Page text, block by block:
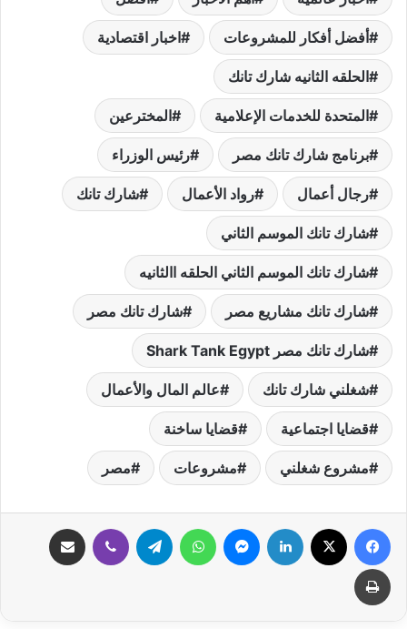
أفضل أفكار للمشروعات اخبار اقتصادية
الحلقه الثانيه شارك تانك
المتحدة للخدمات الإعلامية المخترعين
برنامج شارك تانك مصر رئيس الوزراء
رجال أعمال رواد الأعمال شارك تانك
شارك تانك الموسم الثاني
شارك تانك الموسم الثاني الحلقه االثانيه
شارك تانك مشاريع مصر شارك تانك مصر
شارك تانك مصر Shark Tank Egypt
شغلني شارك تانك عالم المال والأعمال
قضايا اجتماعية قضايا ساخنة
مشروع شغلني مشروعات مصر
فيسبوك لينكدإن ماسنجر واتساب تيلقرام ڤايبر
طباعة